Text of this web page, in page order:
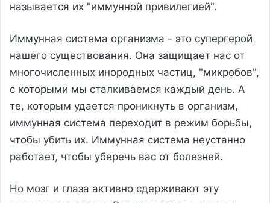
называется их "иммунной привилегией".
Иммунная система организма - это супергерой
нашего существования. Она защищает нас от
многочисленных инородных частиц, "микробов",
с которыми мы сталкиваемся каждый день. А
те, которым удается проникнуть в организм,
иммунная система переходит в режим борьбы,
чтобы убить их. Иммунная система неустанно
работает, чтобы уберечь вас от болезней.
Но мозг и глаза активно сдерживают эту